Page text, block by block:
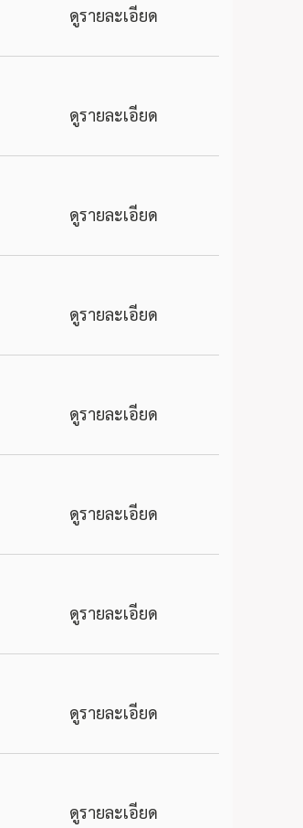
ดูรายละเอียด
ดูรายละเอียด
ดูรายละเอียด
ดูรายละเอียด
ดูรายละเอียด
ดูรายละเอียด
ดูรายละเอียด
ดูรายละเอียด
ดูรายละเอียด